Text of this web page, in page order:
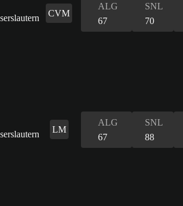
CVM
ALG
67
SNL
70
LM
ALG
67
SNL
88